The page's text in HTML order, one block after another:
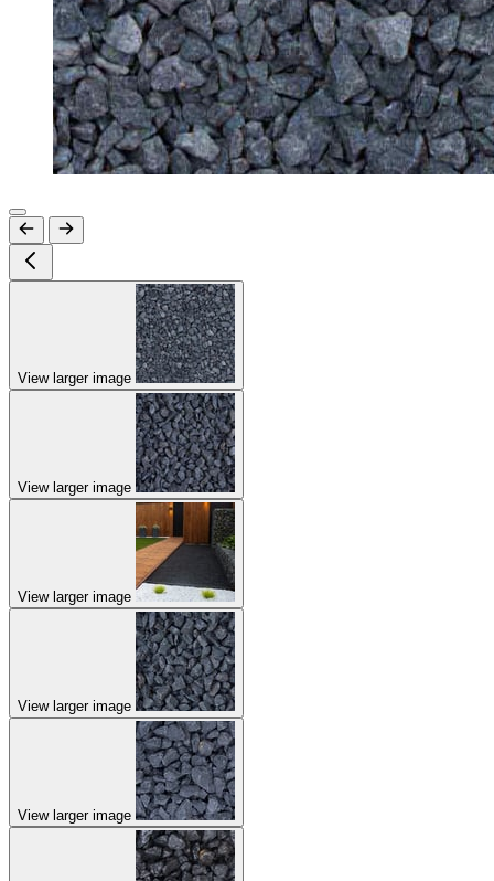
View larger image
View larger image
View larger image
View larger image
View larger image